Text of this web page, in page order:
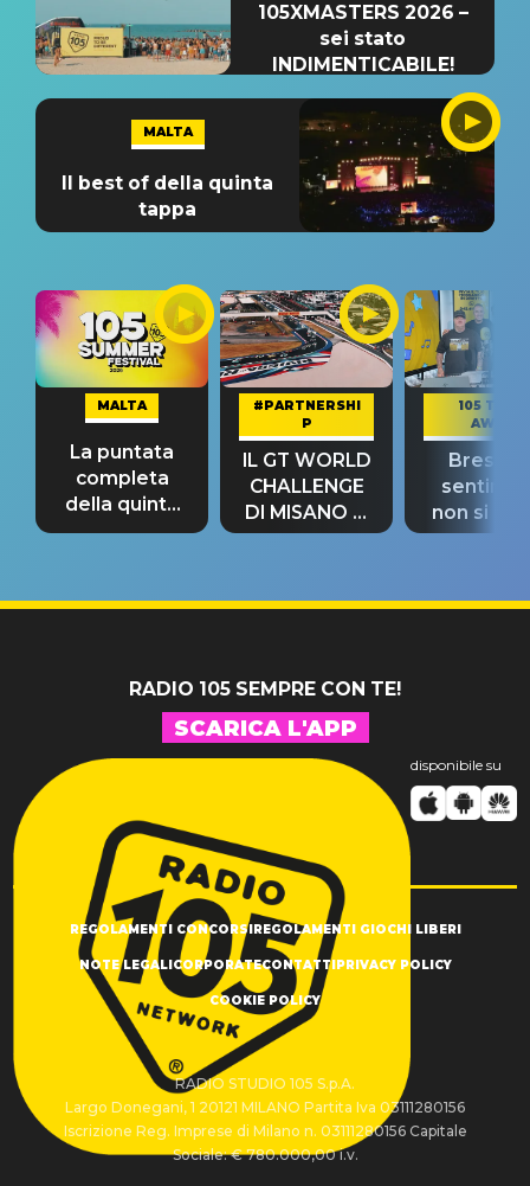
105XMASTERS 2026 –
sei stato
INDIMENTICABILE!
MALTA
Il best of della quinta
tappa
MALTA
La puntata
completa
della quinta
tappa
#PARTNERSHI
P
IL GT WORLD
CHALLENGE
DI MISANO si
riconferma
105 TAKE
AWAY
Bresh:
non si
fino alla
RADIO 105 SEMPRE CON TE!
SCARICA L'APP
disponibile su
REGOLAMENTI CONCORSIREGOLAMENTI GIOCHI LIBERI
NOTE LEGALICORPORATECONTATTIPRIVACY POLICY
COOKIE POLICY
RADIO STUDIO 105 S.p.A.
Largo Donegani, 1 20121 MILANO Partita Iva 03111280156
Iscrizione Reg. Imprese di Milano n. 03111280156 Capitale
Sociale: € 780.000,00 i.v.